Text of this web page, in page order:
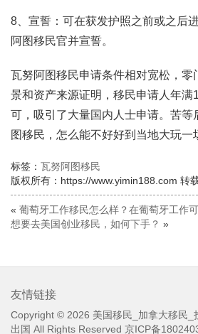
8、宣誓：可在获发护照之前或之后
阿图移民官并宣誓。
瓦努阿图移民申请条件相对宽松，零
景和资产来源证明，移民申请人年满
可，吸引了大量国内人士申请。苦等
图移民，怎么能不好好到当地大玩一
标签： 瓦努阿图移民
版权所有：https://www.yimin188.com 转
« 葡萄牙工作移民怎么样？在葡萄牙工作
想要去美国创业移民，如何下手？ »
友情链接
Copyright © 2026 美国移民_加拿大移民
出国 All Rights Reserved 京ICP备